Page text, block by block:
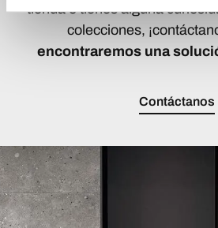
tienda o tienes alguna
colecciones,
encontraremos una
Contáctanos